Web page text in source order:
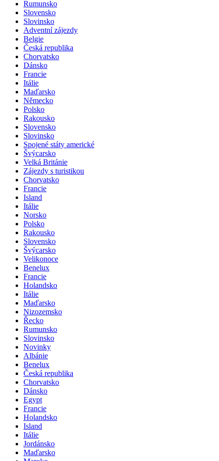
Rakousko
Rumunsko
Slovensko
Slovinsko
Adventní zájezdy
Belgie
Česká republika
Chorvatsko
Dánsko
Francie
Itálie
Maďarsko
Německo
Polsko
Rakousko
Slovensko
Slovinsko
Spojené státy americké
Švýcarsko
Velká Británie
Zájezdy s turistikou
Chorvatsko
Francie
Island
Itálie
Norsko
Polsko
Rakousko
Slovensko
Švýcarsko
Velikonoce
Benelux
Francie
Holandsko
Itálie
Maďarsko
Nizozemsko
Řecko
Rumunsko
Slovinsko
Novinky
Albánie
Benelux
Česká republika
Chorvatsko
Dánsko
Egypt
Francie
Holandsko
Island
Itálie
Jordánsko